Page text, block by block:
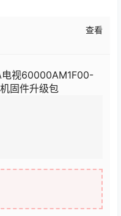
查看
视60000AM1F00-
固件升级包